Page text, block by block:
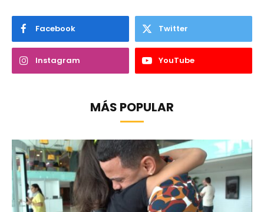
Facebook Twitter
Instagram YouTube
MÁS POPULAR